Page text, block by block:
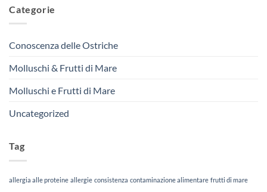
Categorie
Conoscenza delle Ostriche
Molluschi & Frutti di Mare
Molluschi e Frutti di Mare
Uncategorized
Tag
allergia alle proteine allergie consistenza contaminazione alimentare frutti di mare